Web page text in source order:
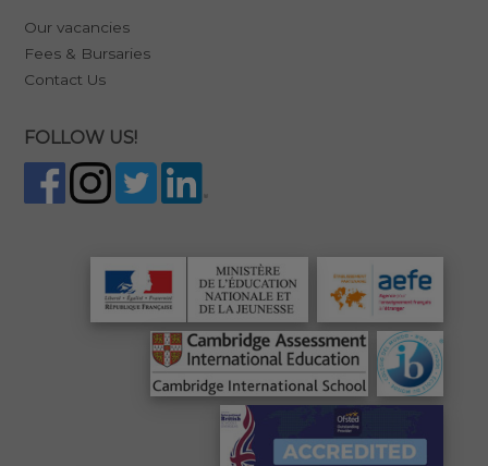
Our vacancies
Fees & Bursaries
Contact Us
FOLLOW US!